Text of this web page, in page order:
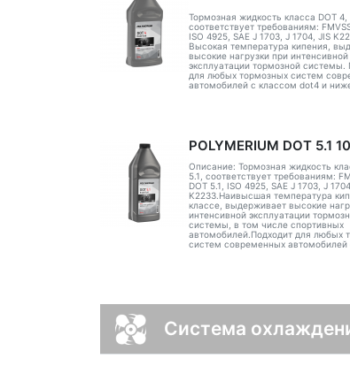
Тормозная жидкость класса DOT 4,
соответствует требованиям:
ISO 4925, SAE J 1703, J 1704, JIS
Высокая температура кипения,
высокие нагрузки при интенсивной
эксплуатации тормозной системы.
для любых тормозных систем
автомобилей с классом dot4 и
POLYMERIUM DOT 5.1
Описание: Тормозная жидкость
5.1, соответствует требованиям:
DOT 5.1, ISO 4925, SAE J 1703, J
K2233.Наивысшая температура
классе, выдерживает высокие
интенсивной эксплуатации
системы, в том числе спортивных
автомобилей.Подходит для любых
систем современных автомобилей
Система